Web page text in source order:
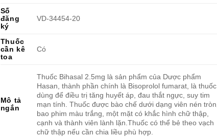
Số
đăng
ký
VD-34454-20
Thuốc
cần kê
toa
Có
Mô tả
ngắn
Thuốc Bihasal 2.5mg là sản phẩm của Dược phẩm
Hasan, thành phần chính là Bisoprolol fumarat, là thuốc
dùng để điều trị tăng huyết áp, đau thắt ngực, suy tim
mạn tính. Thuốc được bào chế dưới dạng viên nén tròn,
bao phim màu trắng, một mặt có khắc hình chữ thập,
cạnh và thành viên lành lặn.Thuốc có thể bẻ theo vạch
chữ thập nếu cần chia liều phù hợp.